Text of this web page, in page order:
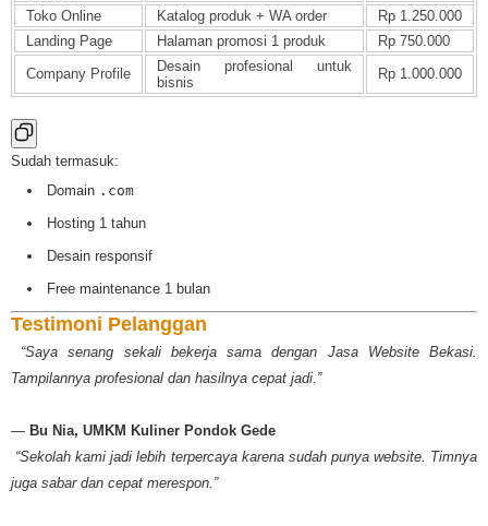
Toko Online Katalog produk + WA order
Rp 1.250.000
Landing Page
Halaman promosi 1 produk
Rp 750.000
Company Profile
Desain profesional untuk
bisnis
Rp 1.000.000
Sudah termasuk:
Domain .com
Hosting 1 tahun
Desain responsif
Free maintenance 1 bulan
Testimoni Pelanggan
“Saya senang sekali bekerja sama dengan Jasa Website Bekasi.
Tampilannya profesional dan hasilnya cepat jadi.”
— Bu Nia, UMKM Kuliner Pondok Gede
“Sekolah kami jadi lebih terpercaya karena sudah punya website. Timnya
juga sabar dan cepat merespon.”